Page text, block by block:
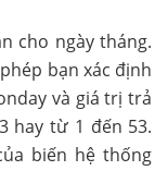
cho ngày tháng.
bạn xác định
và giá trị trả
hay từ 1 đến 53.
biến hệ thống